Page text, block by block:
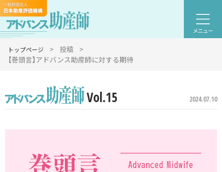
トップページ > 投稿
>
【巻頭言】アドバンス助産師に対する期待
Vol.15 2024.07.10